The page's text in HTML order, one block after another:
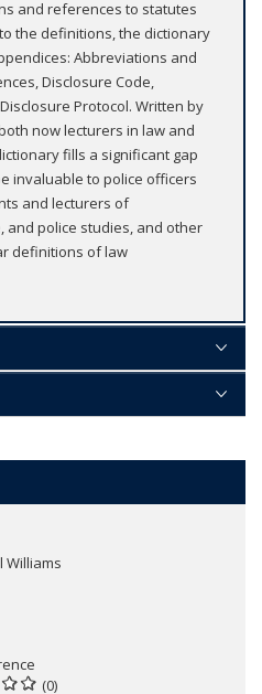
and references to statutes
the definitions, the dictionary
Abbreviations and
Disclosure Code,
Protocol. Written by
now lecturers in law and
fills a significant gap
invaluable to police officers
and lecturers of
and police studies, and other
definitions of law
Williams
(0)